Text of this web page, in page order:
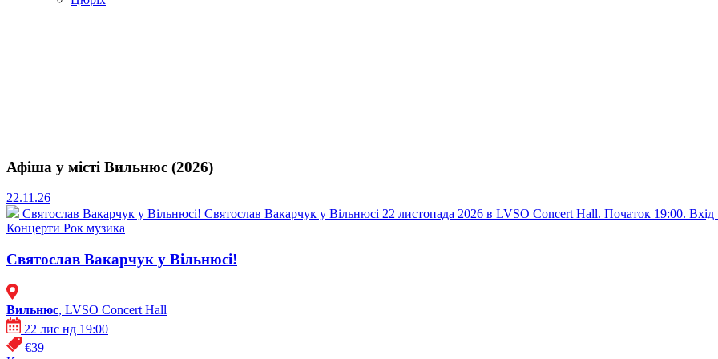
Афіша у місті Вильнюс (2026)
22.11.26
Святослав Вакарчук у Вільнюсі! Святослав Вакарчук у Вільнюсі 22 листопада 2026 в LVSO Concert Hall. Початок 19:00. Вхід
Концерти Рок музика
Святослав Вакарчук у Вільнюсі!
Вильнюс, LVSO Concert Hall
22 лис нд 19:00
€39